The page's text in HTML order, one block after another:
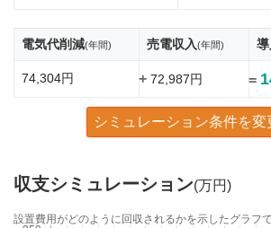
電気代削減(年間) 売電収入(年間)
74,304円 +72,987円 =
シミュレーション条件を変
収支シミュレーション(万円)
設置費用がどのように回収されるかを示したグラフで